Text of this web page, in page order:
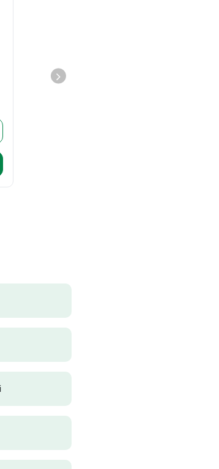
Bác sĩ Trần Thị Hương Lan
Chuyên ngành: